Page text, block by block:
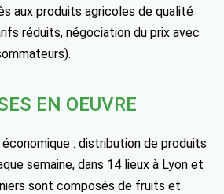
aux produits agricoles de qualité
réduits, négociation du prix avec
EN OEUVRE
: distribution de produits
semaine, dans 14 lieux à Lyon et
sont composés de fruits et